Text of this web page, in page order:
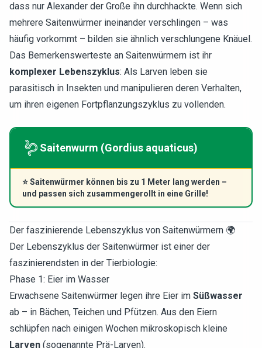
dass nur Alexander der Große ihn durchhackte. Wenn sich
mehrere Saitenwürmer ineinander verschlingen – was
häufig vorkommt – bilden sie ähnlich verschlungene Knäuel.
Das Bemerkenswerteste an Saitenwürmern ist ihr
komplexer Lebenszyklus: Als Larven leben sie
parasitisch in Insekten und manipulieren deren Verhalten,
um ihren eigenen Fortpflanzungszyklus zu vollenden.
🪱 Saitenwurm (Gordius aquaticus)
⭐Saitenwürmer können bis zu 1 Meter lang werden –
und passen sich zusammengerollt in eine Grille!
Der faszinierende Lebenszyklus von Saitenwürmern 🌍
Der Lebenszyklus der Saitenwürmer ist einer der
faszinierendsten in der Tierbiologie:
Phase 1: Eier im Wasser
Erwachsene Saitenwürmer legen ihre Eier im Süßwasser
ab – in Bächen, Teichen und Pfützen. Aus den Eiern
schlüpfen nach einigen Wochen mikroskopisch kleine
Larven (sogenannte Prä-Larven).